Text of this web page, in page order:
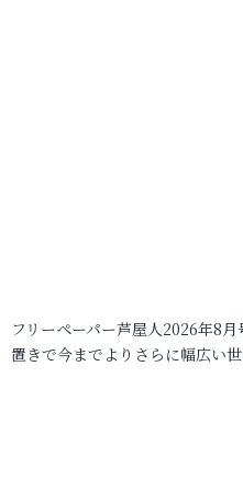
フリーペーパー芦屋人2026年8
置きで今までよりさらに幅広い